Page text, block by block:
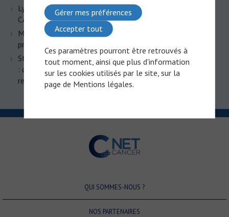
Lymphomes B agressifs : la chronobiologie au service des
CAR-T cells ?
Myélome multiple : les bispécifiques s’imposent dès la
première rechute
Statut MSI/MMR dans le cancer colorectal métastatique
: quand le diagnostic ne tranche pas, l’immunothérapie
reste-t-elle accessible
QUI SOMMES-NOUS ?
NOS PARTENAIRES
Gérer mes préférences
Accepter tout
Ces paramètres pourront être retrouvés à
tout moment, ainsi que plus d'information
sur les cookies utilisés par le site, sur la
page de Mentions légales.